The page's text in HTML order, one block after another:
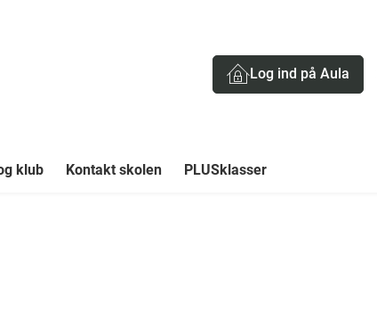
Log ind på Aula
klub Kontakt skolen PLUSklasser